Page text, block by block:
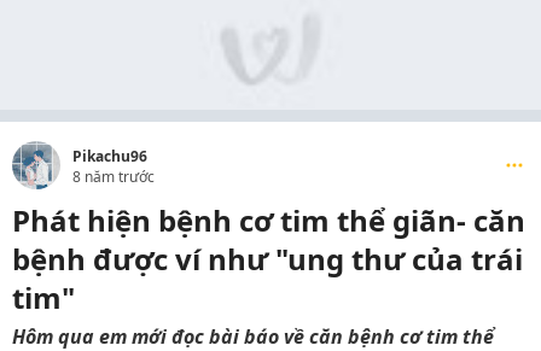
Pikachu96
8 năm trước
Phát hiện bệnh cơ tim thể giãn- căn
bệnh được ví như "ung thư của trái
tim"
Hôm qua em mới đọc bài báo về căn bệnh cơ tim thể